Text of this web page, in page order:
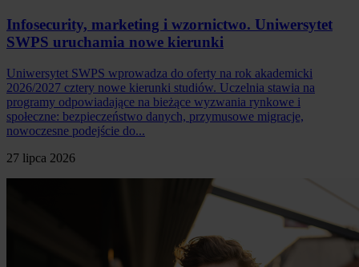
Infosecurity, marketing i wzornictwo. Uniwersytet
SWPS uruchamia nowe kierunki
Uniwersytet SWPS wprowadza do oferty na rok akademicki
2026/2027 cztery nowe kierunki studiów. Uczelnia stawia na
programy odpowiadające na bieżące wyzwania rynkowe i
społeczne: bezpieczeństwo danych, przymusowe migracje,
nowoczesne podejście do...
27 lipca 2026